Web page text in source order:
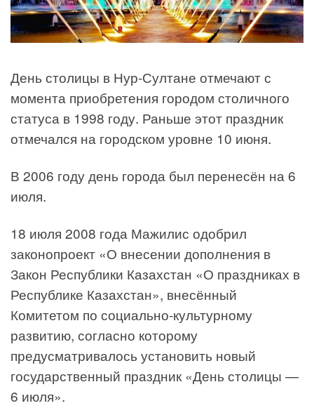
День столицы в Нур-Султане отмечают с
момента приобретения городом столичного
статуса в 1998 году. Раньше этот праздник
отмечался на городском уровне 10 июня.
В 2006 году день города был перенесён на 6
июля.
18 июля 2008 года Мажилис одобрил
законопроект «О внесении дополнения в
Закон Республики Казахстан «О праздниках в
Республике Казахстан», внесённый
Комитетом по социально-культурному
развитию, согласно которому
предусматривалось установить новый
государственный праздник «День столицы —
6 июля».